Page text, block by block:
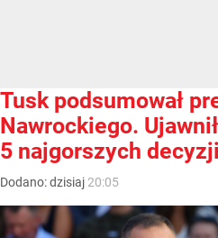
Tusk podsumował
Nawrockiego.
5 najgorszych
Dodano:dzisiaj 20:05